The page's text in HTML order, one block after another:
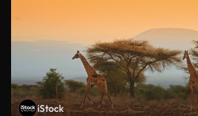
iStock